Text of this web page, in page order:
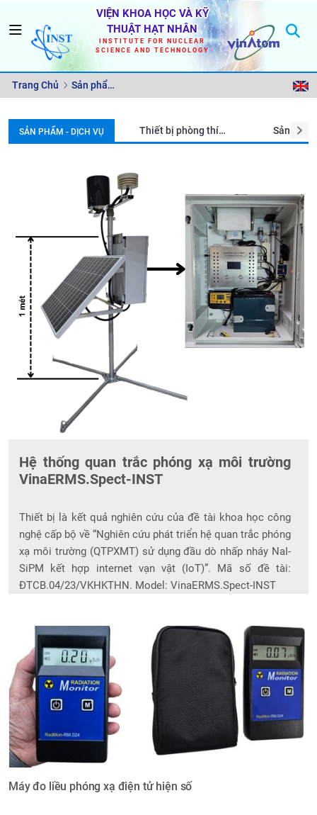
VIỆN KHOA HỌC VÀ KỸ
THUẬT HẠT NHÂN
INSTITUTE FOR NUCLEAR
SCIENCE AND TECHNOLOGY
Trang Chủ Sản phẩm
SẢN PHẨM - DỊCH VỤ
Thiết bị phòng thí
nghiệm
Sản
Hệ thống quan trắc phóng xạ môi trường
VinaERMS.Spect-INST
Thiết bị là kết quả nghiên cứu của đề tài khoa học công
nghệ cấp bộ về “Nghiên cứu phát triển hệ quan trắc phóng
xạ môi trường (QTPXMT) sử dụng đầu dò nhấp nháy NaI-
SiPM kết hợp internet vạn vật (IoT)”. Mã số đề tài:
ĐTCB.04/23/VKHKTHN. Model: VinaERMS.Spect-INST
Máy đo liều phóng xạ điện tử hiện số